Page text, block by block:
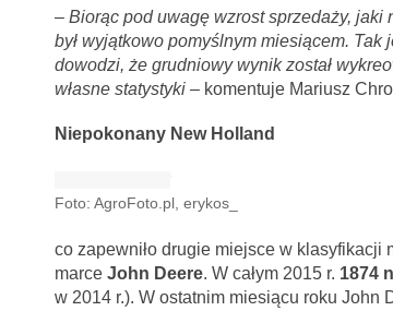
–Biorąc pod uwagę wzrost sprzedaży, jaki
był wyjątkowo pomyślnym miesiącem.
dowodzi, że grudniowy wynik został
własne statystyki– komentuje Mariusz
Niepokonany New Holland
Foto: AgroFoto.pl, erykos_
co zapewniło drugie miejsce w klasyfikacji
marce John Deere. W całym 2015 r. 1874
w 2014 r.). W ostatnim miesiącu roku John